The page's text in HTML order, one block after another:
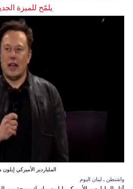
يلمّح للميزة
الملياردير الأميركي
واشنطن ـ لبنان اليوم